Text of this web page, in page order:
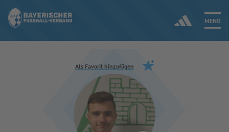
MENÜ
Jetzt einloggen
ERGEBNISSE & WETTBEWERBE
Als Favorit hinzufügen